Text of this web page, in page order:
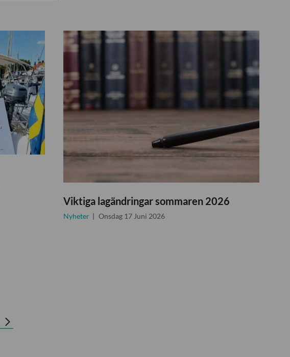
Viktiga lagändringar sommaren 2026
Nyheter Onsdag 17 Juni 2026